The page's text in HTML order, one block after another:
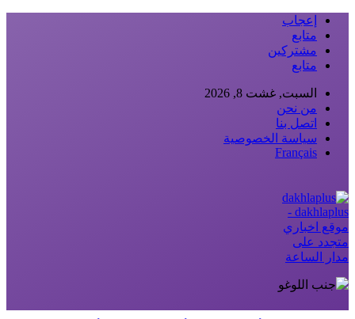
إعجاب
متابع
مشتركين
متابع
السبت, غشت 8, 2026
من نحن
اتصل بنا
سياسة الخصوصية
Français
dakhlaplus -
موقع اخباري
متجدد على
مدار الساعة